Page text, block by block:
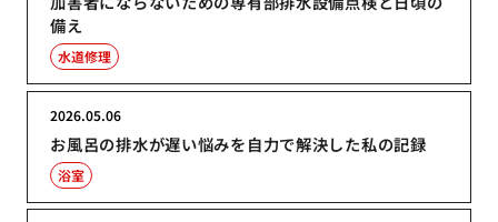
備え
水道修理
お風呂の排水が遅い悩みを自力で解決した私の記録
2026.05.06
浴室